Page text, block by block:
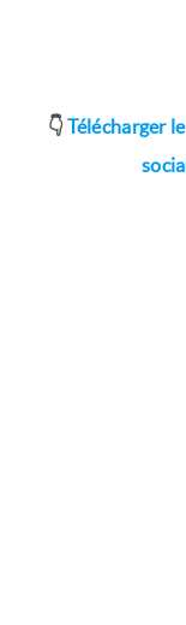
👇Télécharger